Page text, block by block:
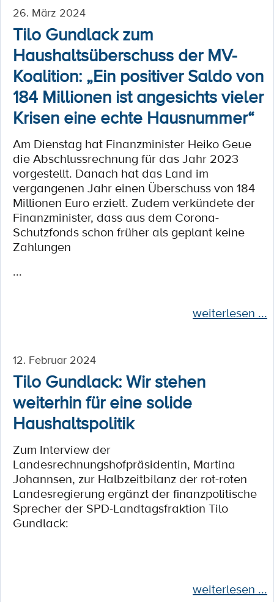
26. März 2024
Tilo Gundlack zum
Haushaltsüberschuss der MV-
Koalition: „Ein positiver Saldo von
184 Millionen ist angesichts vieler
Krisen eine echte Hausnummer“
Am Dienstag hat Finanzminister Heiko Geue
die Abschlussrechnung für das Jahr 2023
vorgestellt. Danach hat das Land im
vergangenen Jahr einen Überschuss von 184
Millionen Euro erzielt. Zudem verkündete der
Finanzminister, dass aus dem Corona-
Schutzfonds schon früher als geplant keine
Zahlungen
...
weiterlesen ...
12. Februar 2024
Tilo Gundlack: Wir stehen
weiterhin für eine solide
Haushaltspolitik
Zum Interview der
Landesrechnungshofpräsidentin, Martina
Johannsen, zur Halbzeitbilanz der rot-roten
Landesregierung ergänzt der finanzpolitische
Sprecher der SPD-Landtagsfraktion Tilo
Gundlack:
weiterlesen ...